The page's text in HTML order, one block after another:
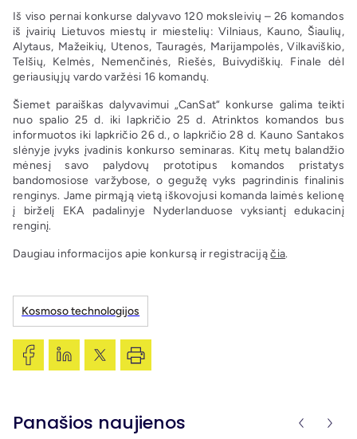
Iš viso pernai konkurse dalyvavo 120 moksleivių – 26 komandos
iš įvairių Lietuvos miestų ir miestelių: Vilniaus, Kauno, Šiaulių,
Alytaus, Mažeikių, Utenos, Tauragės, Marijampolės, Vilkaviškio,
Telšių, Kelmės, Nemenčinės, Riešės, Buivydiškių. Finale dėl
geriausiųjų vardo varžėsi 16 komandų.
Šiemet paraiškas dalyvavimui „CanSat“ konkurse galima teikti
nuo spalio 25 d. iki lapkričio 25 d. Atrinktos komandos bus
informuotos iki lapkričio 26 d., o lapkričio 28 d. Kauno Santakos
slėnyje įvyks įvadinis konkurso seminaras. Kitų metų balandžio
mėnesį savo palydovų prototipus komandos pristatys
bandomosiose varžybose, o gegužę vyks pagrindinis finalinis
renginys. Jame pirmąją vietą iškovojusi komanda laimės kelionę
į birželį EKA padalinyje Nyderlanduose vyksiantį edukacinį
renginį.
Daugiau informacijos apie konkursą ir registracijąčia.
Kosmoso technologijos
Panašios naujienos